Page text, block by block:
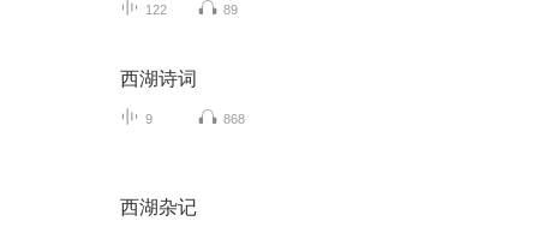
122 89
西湖诗词
9 868
西湖杂记